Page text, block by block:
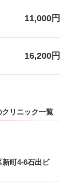
11,000円
16,200円
リニック一覧
町4-6石出ビ